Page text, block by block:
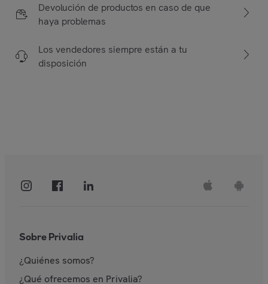
Devolución de productos en caso de que
haya problemas
Los vendedores siempre están a tu
disposición
Sobre Privalia
¿Quiénes somos?
¿Qué ofrecemos en Privalia?